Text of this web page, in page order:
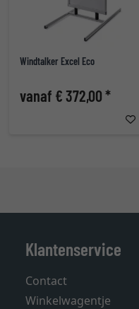
Windtalker Excel Eco
vanaf € 372,00 *
Klantenservice
Contact
Winkelwagentje